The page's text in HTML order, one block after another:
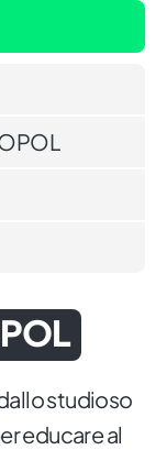
studioso
educare al